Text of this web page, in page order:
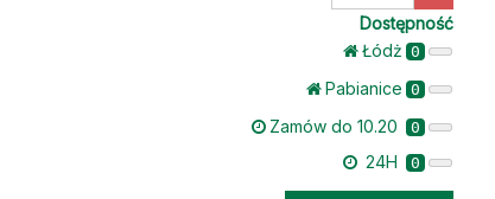
Dostępność
Łódż 0
Pabianice 0
Zamów do 10.20 0
24H 0